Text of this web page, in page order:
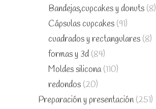
Bandejas,cupcakes y donuts (8)
Cápsulas cupcakes (91)
cuadrados y rectangulares (8)
formas y 3d (84)
Moldes silicona (110)
redondos (20)
Preparación y presentación (251)